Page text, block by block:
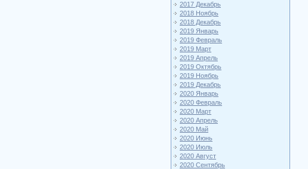
2017 Декабрь
2018 Ноябрь
2018 Декабрь
2019 Январь
2019 Февраль
2019 Март
2019 Апрель
2019 Октябрь
2019 Ноябрь
2019 Декабрь
2020 Январь
2020 Февраль
2020 Март
2020 Апрель
2020 Май
2020 Июнь
2020 Июль
2020 Август
2020 Сентябрь